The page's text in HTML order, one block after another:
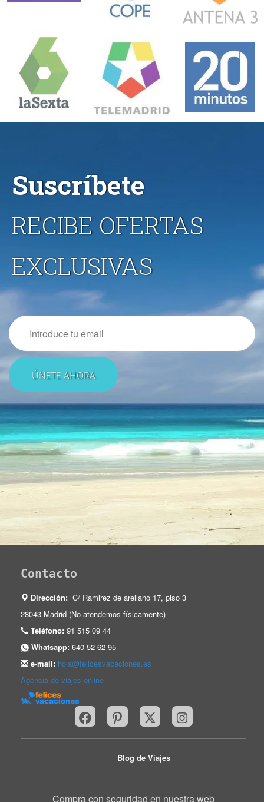
Suscríbete
RECIBE OFERTAS
EXCLUSIVAS
Email
Contacto
Dirección: C/ Ramirez de arellano 17, piso 3
28043 Madrid (No atendemos físicamente)
Teléfono: 91 515 09 44
Whatsapp: 640 52 62 95
e-mail: hola@felicesvacaciones.es
Agencia de viajes online
Blog de Viajes
Compra con seguridad en nuestra web